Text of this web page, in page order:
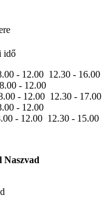
idő
- 12.00 12.30 - 16.00
- 12.00
- 12.00 12.30 - 17.00
- 12.00
- 12.00 12.30 - 15.00
Naszvad